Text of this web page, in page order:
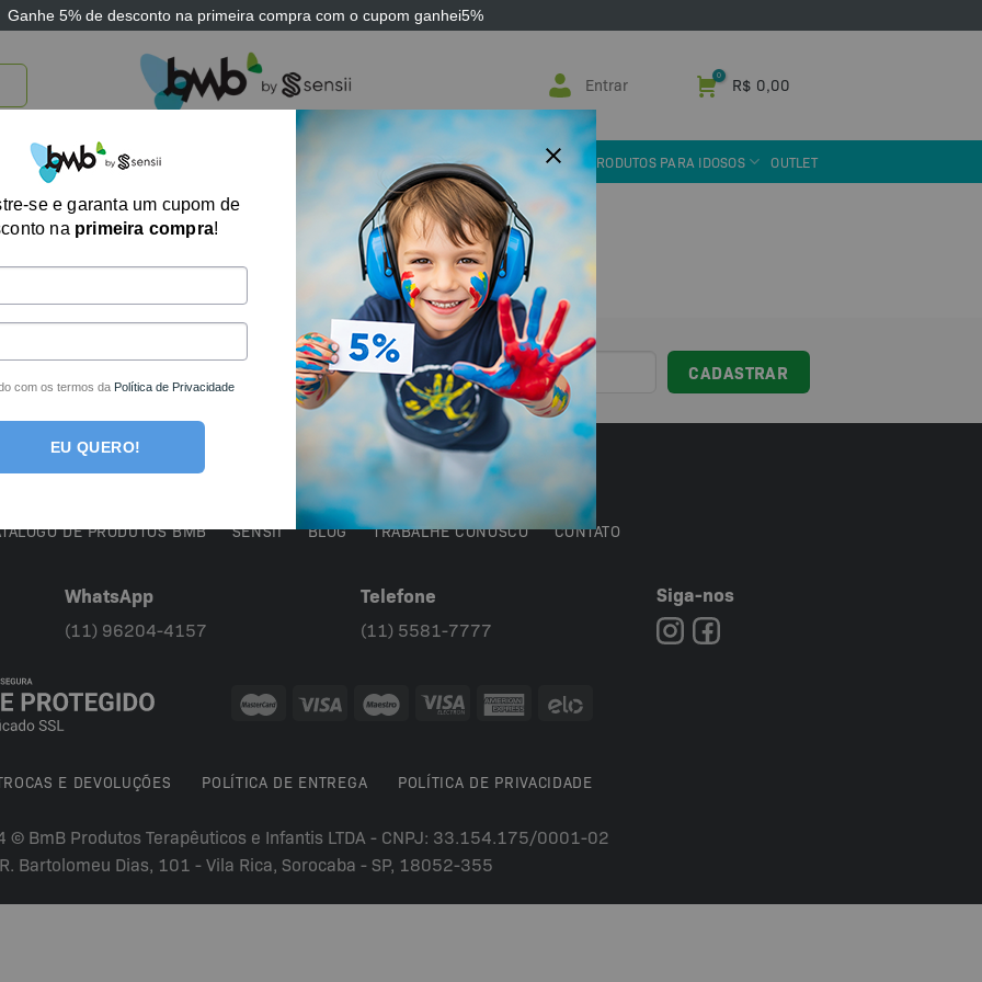
Ganhe 5% de desconto na primeira compra com o cupom ganhei5%
Entrar R$ 0,00
BRINQUEDOS E JOGOS ARK THERAPEUTIC SENSII TECNOLOGIA ASSISTIVA PRODUTOS PARA IDOSOS OUTLET
produto foi encontrado para a sua seleção.
por e-mail!
completa loja de produtos terapêuticos e sensoriais do Brasil!
DE PRODUTOS BMB SENSII BLOG TRABALHE CONOSCO CONTATO
WhatsApp
(11) 96204-4157
Telefone
(11) 5581-7777
Siga-nos
E DEVOLUÇÕES POLÍTICA DE ENTREGA POLÍTICA DE PRIVACIDADE
© BmB Produtos Terapêuticos e Infantis LTDA - CNPJ: 33.154.175/0001-02
R. Bartolomeu Dias, 101 - Vila Rica, Sorocaba - SP, 18052-355
se e garanta um cupom de
na primeira compra!
com os termos da Política de Privacidade
EU QUERO!